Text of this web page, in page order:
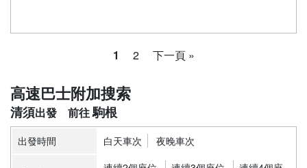
1 2 下一頁 »
高速巴士附加搜索
清須 駒根
出發時間 白天車次 夜晚車次